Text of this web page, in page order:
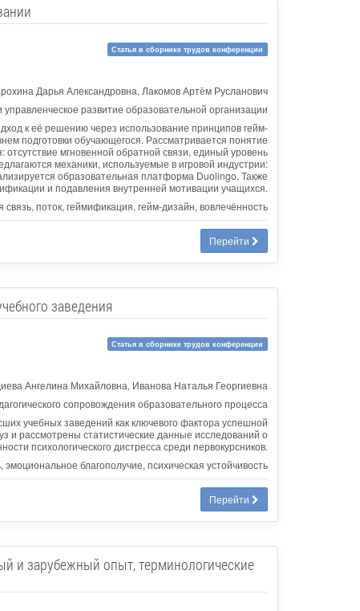
Статья в сборнике трудов конференции
Дарья Александровна, Лакомов Артём Русланович
управленческое развитие образовательной организации
к её решению через использование принципов гейм-
подготовки обучающегося. Рассматривается понятие
мгновенной обратной связи, единый уровень
механики, используемые в игровой индустрии:
образовательная платформа Duolingo. Также
и подавления внутренней мотивации учащихся.
поток, геймификация, гейм-дизайн, вовлечённость
Перейти
заведения
Статья в сборнике трудов конференции
Ангелина Михайловна, Иванова Наталья Георгиевна
сопровождения образовательного процесса
учебных заведений как ключевого фактора успешной
и рассмотрены статистические данные исследований о
психологического дистресса среди первокурсников.
благополучие, психическая устойчивость
Перейти
и зарубежный опыт, терминологические